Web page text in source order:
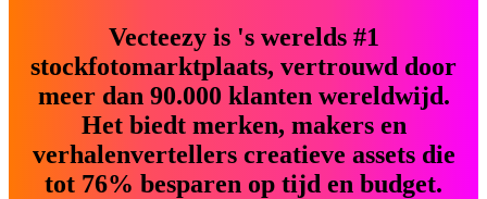
Vecteezy is 's werelds #1
stockfotomarktplaats, vertrouwd door
meer dan 90.000 klanten wereldwijd.
Het biedt merken, makers en
verhalenvertellers creatieve assets die
tot 76% besparen op tijd en budget.